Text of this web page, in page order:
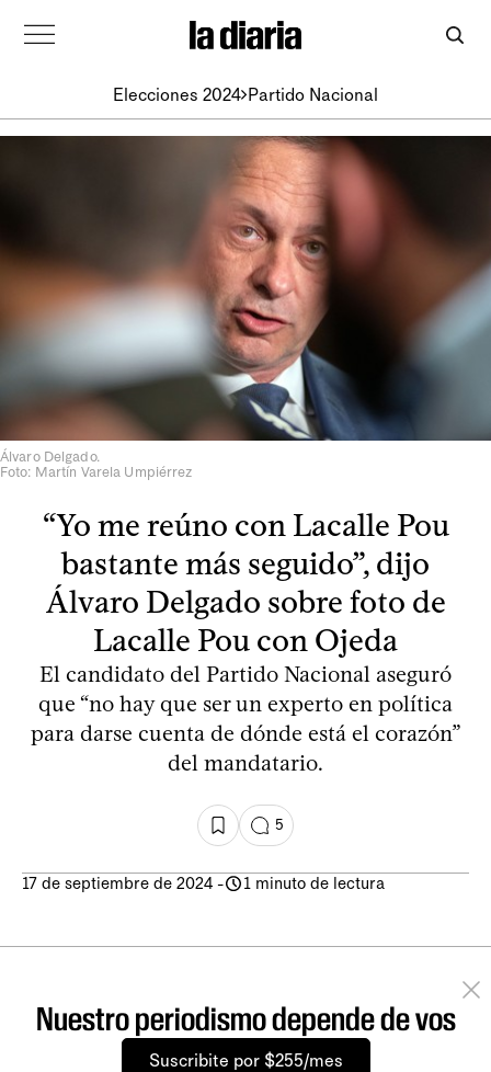
Elecciones 2024 Partido Nacional
Álvaro Delgado.
Foto: Martín Varela Umpiérrez
“Yo me reúno con Lacalle Pou
bastante más seguido”, dijo
Álvaro Delgado sobre foto de
Lacalle Pou con Ojeda
El candidato del Partido Nacional aseguró
que “no hay que ser un experto en política
para darse cuenta de dónde está el corazón”
del mandatario.
5
17 de septiembre de 2024 - 1 minuto de lectura
Nuestro periodismo depende de vos
Suscribite por $255/mes